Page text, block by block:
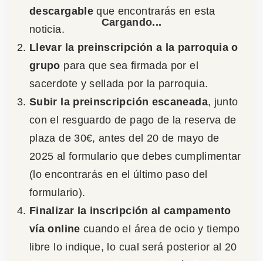
descargableque encontrarás en esta
noticia.
Llevar la preinscripción a la parroquia o
grupo para que sea firmada por el
sacerdote y sellada por la parroquia.
Subir la preinscripción escaneada, junto
con el resguardo de pago de la reserva de
plaza de 30€, antes del 20 de mayo de
2025 al formulario que debes cumplimentar
(lo encontrarás en el último paso del
formulario).
Finalizar la inscripción al campamento
vía online cuando el área de ocio y tiempo
libre lo indique, lo cual será posterior al 20